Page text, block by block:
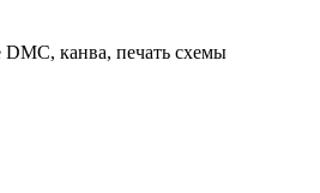
канва, печать схемы